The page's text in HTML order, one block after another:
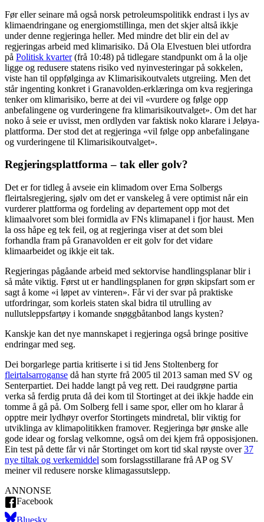
Før eller seinare må også norsk petroleumspolitikk endrast i lys av
klimaendringane og energiomstillinga, men det skjer altså ikkje
under denne regjeringa heller. Med mindre det blir ein del av
regjeringas arbeid med klimarisiko. Då Ola Elvestuen blei utfordra
på Politisk kvarter(frå 10:48) på tidlegare standpunkt om å la olje
ligge og redusere statens risiko ved nyinvesteringar på sokkelen,
viste han til oppfølginga av Klimarisikoutvalets utgreiing. Men det
står ingenting konkret i Granavolden-erklæringa om kva regjeringa
tenker om klimarisiko, berre at dei vil «vurdere og følge opp
anbefalingene og vurderingene fra klimarisikoutvalget». Om det har
noko å seie er uvisst, men ordlyden var faktisk noko klarare i Jeløya-
plattforma. Der stod det at regjeringa «vil følge opp anbefalingane
og vurderingene til Klimarisikoutvalget».
Regjeringsplattforma – tak eller golv?
Det er for tidleg å avseie ein klimadom over Erna Solbergs
fleirtalsregjering, sjølv om det er vanskeleg å vere optimist når ein
vurderer plattforma og fordeling av departement opp mot det
klimaalvoret som blei formidla av FNs klimapanel i fjor haust. Men
la oss håpe eg tek feil, og at regjeringa viser at det som blei
forhandla fram på Granavolden er eit golv for det vidare
klimaarbeidet og ikkje eit tak.
Regjeringas pågåande arbeid med sektorvise handlingsplanar blir i
så måte viktig. Først ut er handlingsplanen for grøn skipsfart som er
sagt å kome «i løpet av vinteren». Får vi der svar på praktiske
utfordringar, som korleis staten skal bidra til utrulling av
nullutsleppsfartøy i komande snøggbåtanbod langs kysten?
Kanskje kan det nye mannskapet i regjeringa også bringe positive
endringar med seg.
Dei borgarlege partia kritiserte i si tid Jens Stoltenberg for
fleirtalsarroganse då han styrte frå 2005 til 2013 saman med SV og
Senterpartiet. Dei hadde langt på veg rett. Dei raudgrøne partia
verka så ferdig pruta då dei kom til Stortinget at dei ikkje hadde ein
tomme å gå på. Om Solberg fell i same spor, eller om ho klarar å
opptre meir lydhøyr overfor Stortingets mindretal, blir viktig for
utviklinga av klimapolitikken framover. Regjeringa bør ønske alle
gode idear og forslag velkomne, også om dei kjem frå opposisjonen.
Ein test på dette får vi når Stortinget om kort tid skal røyste over37
nye tiltak og verkemiddel som forslagsstillarane frå AP og SV
meiner vil redusere norske klimagassutslepp.
ANNONSE
Facebook